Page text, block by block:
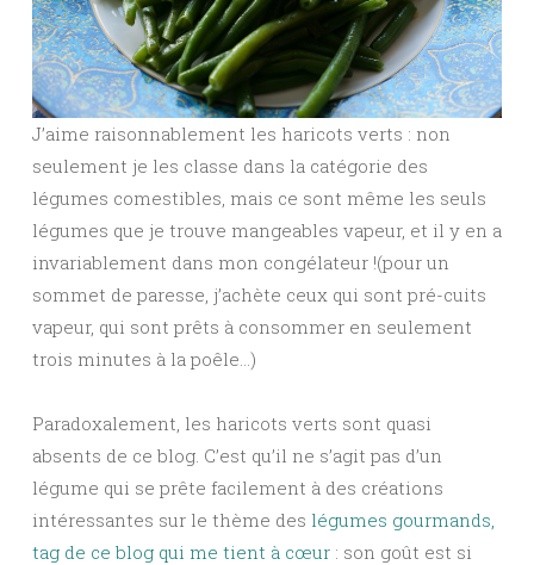
J’aime raisonnablement les haricots verts : non
seulement je les classe dans la catégorie des
légumes comestibles, mais ce sont même les seuls
légumes que je trouve mangeables vapeur, et il y en a
invariablement dans mon congélateur !(pour un
sommet de paresse, j’achète ceux qui sont pré-cuits
vapeur, qui sont prêts à consommer en seulement
trois minutes à la poêle…)
Paradoxalement, les haricots verts sont quasi
absents de ce blog. C’est qu’il ne s’agit pas d’un
légume qui se prête facilement à des créations
intéressantes sur le thème des légumes gourmands,
tag de ce blog qui me tient à cœur : son goût est si